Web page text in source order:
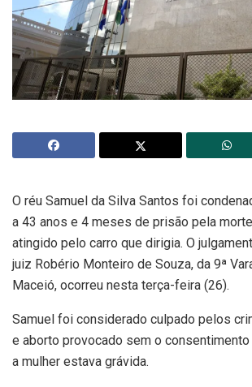
O réu Samuel da Silva Santos foi
a 43 anos e 4 meses de prisão pela
atingido pelo carro que dirigia. O
juiz Robério Monteiro de Souza, da 9ª
Maceió, ocorreu nesta terça-feira (26).
Samuel foi considerado culpado pelos
e aborto provocado sem o
a mulher estava grávida.